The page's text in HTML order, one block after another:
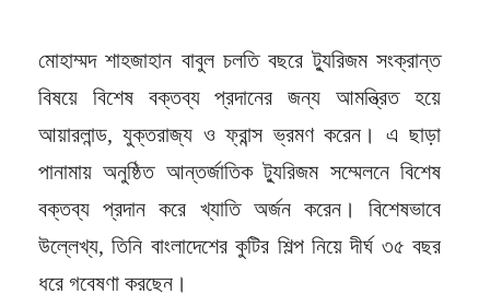
মোহাম্মদ শাহজাহান বাবুল চলতি বছরে ট্যুরিজম সংক্রান্ত
বিষয়ে বিশেষ বক্তব্য প্রদানের জন্য আমন্ত্রিত হয়ে
আয়ারলান্ড, যুক্তরাজ্য ও ফ্রান্স ভ্রমণ করেন। এ ছাড়া
পানামায় অনুষ্ঠিত আন্তর্জাতিক ট্যুরিজম সম্মেলনে বিশেষ
বক্তব্য প্রদান করে খ্যাতি অর্জন করেন। বিশেষভাবে
উল্লেখ্য, তিনি বাংলাদেশের কুটির শিল্প নিয়ে দীর্ঘ ৩৫ বছর
ধরে গবেষণা করছেন।